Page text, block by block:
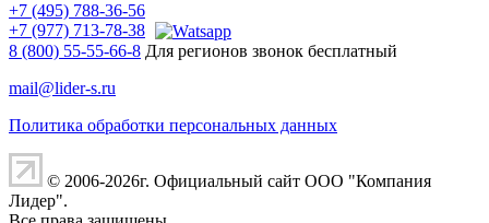
+7 (495) 788-36-56
+7 (977) 713-78-38
8 (800) 55-55-66-8 Для регионов звонок бесплатный
mail@lider-s.ru
Политика обработки персональных данных
© 2006-2026г. Официальный сайт ООО "Компания
Лидер".